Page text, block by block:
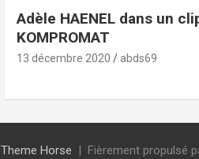
Adèle HAENEL dans un
KOMPROMAT
13 décembre 2020 abds69
Theme Horse Fièrement propulsé